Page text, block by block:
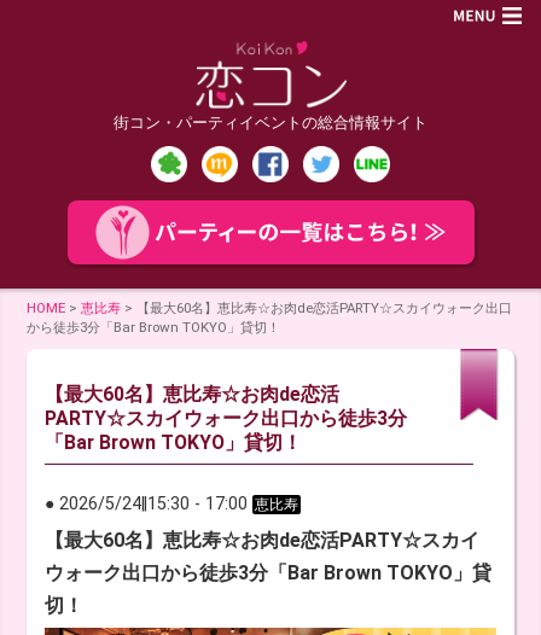
街コン・パーティイベントの総合情報サイト
HOME >恵比寿 >
【最大60名】恵比寿☆お肉de恋活PARTY☆スカイウォーク出口
から徒歩3分「Bar Brown TOKYO」貸切！
【最大60名】恵比寿☆お肉de恋活
PARTY☆スカイウォーク出口から徒歩3分
「Bar Brown TOKYO」貸切！
● 2026/5/24 15:30 - 17:00 恵比寿
【最大60名】恵比寿☆お肉de恋活PARTY☆スカイ
ウォーク出口から徒歩3分「Bar Brown TOKYO」貸
切！